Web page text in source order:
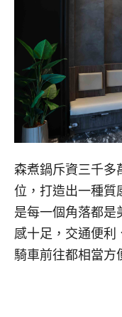
森煮鍋斥資三千多
位，打造出一種質
是每一個角落都是
感十足，交通便利
騎車前往都相當方